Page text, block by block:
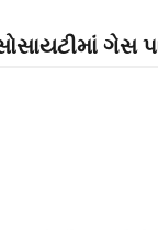
ગેસ